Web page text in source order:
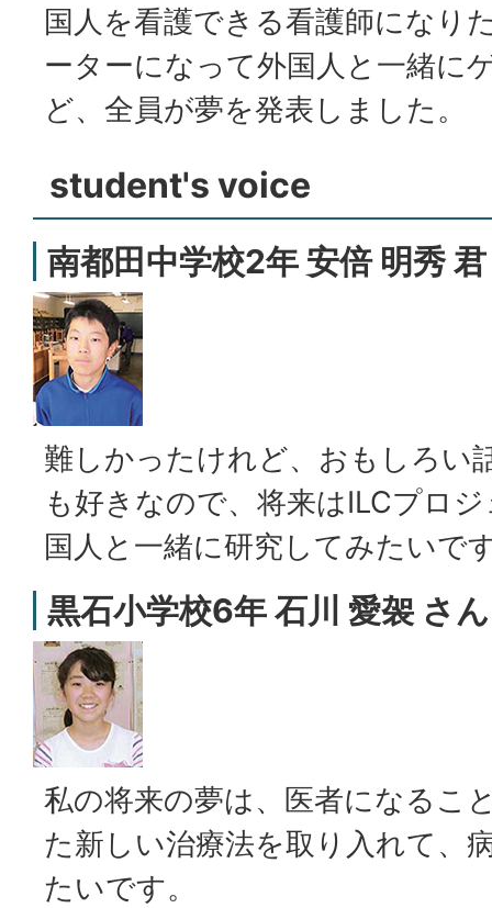
国人を看護できる看護師になり
ーターになって外国人と一緒に
ど、全員が夢を発表しました。
student's voice
南都田中学校2年 安倍 明秀
難しかったけれど、おもしろい
も好きなので、将来はILCプロ
国人と一緒に研究してみたいで
黒石小学校6年 石川 愛袈 さ
私の将来の夢は、医者になるこ
た新しい治療法を取り入れて、
たいです。